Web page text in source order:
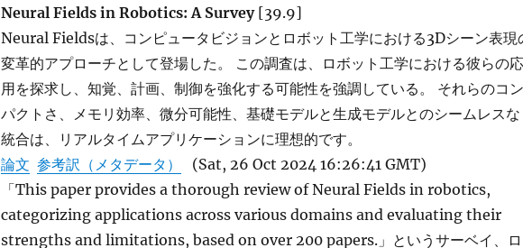
Neural Fields in Robotics: A Survey [39.9]
Neural Fieldsは、コンピュータビジョンとロボット工学における3Dシーン表現
変革的アプローチとして登場した。 この調査は、ロボット工学における彼らの応
用を探求し、知覚、計画、制御を強化する可能性を強調している。 それらのコン
パクトさ、メモリ効率、微分可能性、基礎モデルと生成モデルとのシームレスな
統合は、リアルタイムアプリケーションに理想的です。
論文 参考訳（メタデータ）
(Sat, 26 Oct 2024 16:26:41 GMT)
「This paper provides a thorough review of Neural Fields in robotics,
categorizing applications across various domains and evaluating their
strengths and limitations, based on over 200 papers.」というサーベイ、ロ